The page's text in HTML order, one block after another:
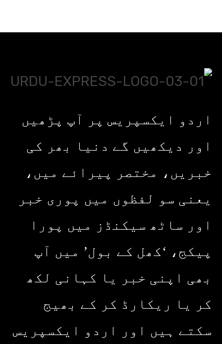
اردو ایکسپریس پر آپ پڑھیں
اور دیکھیں گے دنیا بھر کی
خبریں، مختصر پیرائے میں،
یعنی سو لفظوں میں پوری خبر
اور ساٹھ سیکنڈز میں پورا
پیکج، ‘کھل کے بول’ میں آپ
بھی اپنی خبر یا کہانی لکھ
کر یا ریکارڈ کر کے بھیج
سکتے ہیں اور اردو ایکسپریس